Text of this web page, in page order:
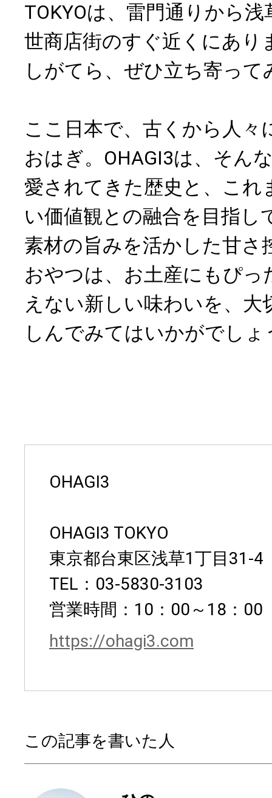
TOKYOは、雷門通りから
世商店街のすぐ近くにあり
しがてら、ぜひ立ち寄っ
ここ日本で、古くから人々
おはぎ。OHAGI3は、そん
愛されてきた歴史と、これ
い価値観との融合を目指し
素材の旨みを活かした甘さ
おやつは、お土産にもぴっ
えない新しい味わいを、大
しんでみてはいかがでしょ
OHAGI3
OHAGI3 TOKYO
東京都台東区浅草1丁目31-4
TEL：03-5830-3103
営業時間：10：00～18：00
https://ohagi3.com
この記事を書いた人